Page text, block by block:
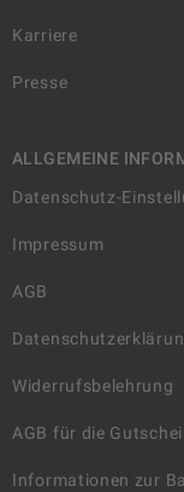
Karriere
Presse
ALLGEMEINE
Datenschutz-
Impressum
AGB
Widerrufsbelehrung
AGB für die
Informationen zur